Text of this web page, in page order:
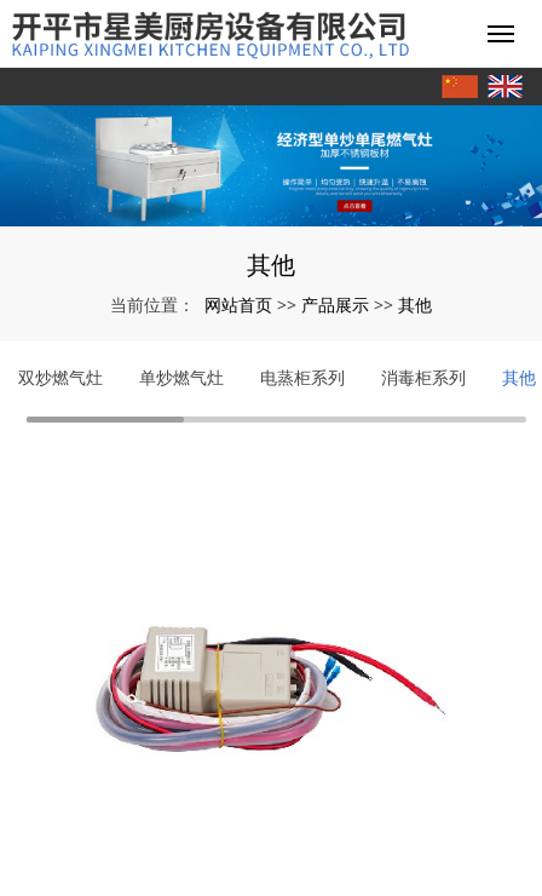
其他
当前位置： 网站首页 >> 产品展示 >> 其他
双炒燃气灶 单炒燃气灶 电蒸柜系列 消毒柜系列 其他